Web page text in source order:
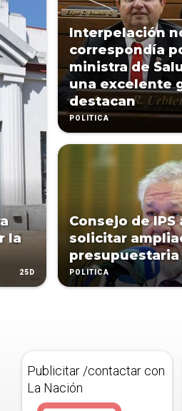
la
25D
Interpelación
correspondía
ministra de
una excelente
destacan
POLÍTICA
Consejo de IPS
solicitar
presupuestaria
POLÍTICA
Publicitar /contactar con
La Nación